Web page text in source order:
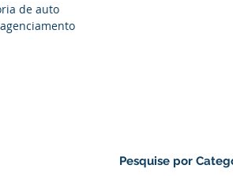
de auto
Pesquise por